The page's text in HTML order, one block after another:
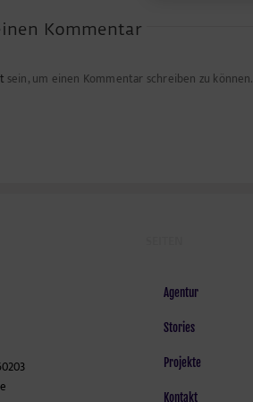
Kommentar
sein, um einen Kommentar schreiben zu können.
Agentur
Stories
Projekte
Kontakt